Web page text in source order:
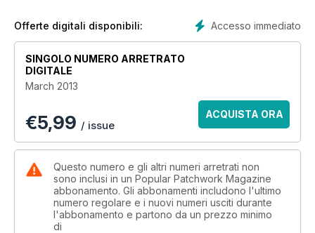
Accesso immediato
Offerte digitali disponibili:
SINGOLO NUMERO ARRETRATO
DIGITALE
March 2013
€5,99 / issue
ACQUISTA ORA
Questo numero e gli altri numeri arretrati non
sono inclusi in un Popular Patchwork Magazine
abbonamento. Gli abbonamenti includono l'ultimo
numero regolare e i nuovi numeri usciti durante
l'abbonamento e partono da un prezzo minimo
di